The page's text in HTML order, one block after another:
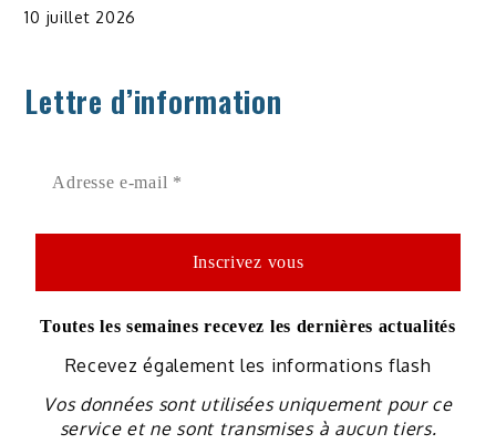
10 juillet 2026
Lettre d’information
Toutes les semaines recevez les dernières actualités
Recevez également les informations flash
Vos données sont utilisées uniquement pour ce
service et ne sont transmises à aucun tiers.